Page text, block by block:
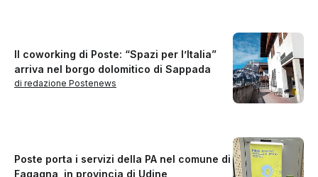
Il coworking di Poste: “Spazi per l’Italia”
arriva nel borgo dolomitico di Sappada
di redazione Postenews
Poste porta i servizi della PA nel comune di
Fagagna, in provincia di Udine